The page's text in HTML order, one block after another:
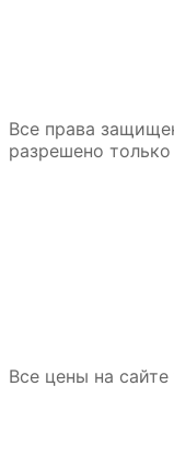
Все права
разрешено только
Все цены на